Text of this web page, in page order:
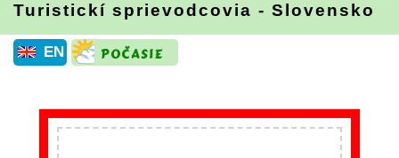
Turistickí sprievodcovia - Slovensko
EN